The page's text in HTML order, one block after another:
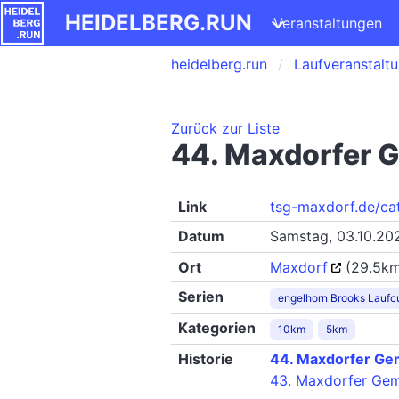
HEIDELBERG.RUN Veranstaltungen
heidelberg.run
Zurück zur Liste
44. Maxdorfer
Link
tsg-maxdorf.de/
Datum
Samstag,
Ort
Maxdorf
Serien
engelhorn Brooks
Kategorien 10km 5km
Historie
44. Maxdorfer
43. Maxdorfer